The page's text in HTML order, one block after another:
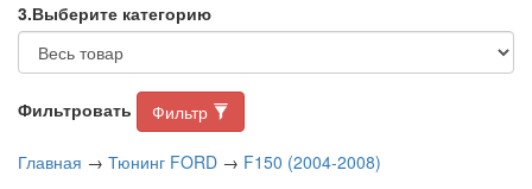
3.Выберите категорию
Фильтровать Фильтр
Главная → Тюнинг FORD → F150 (2004-2008)